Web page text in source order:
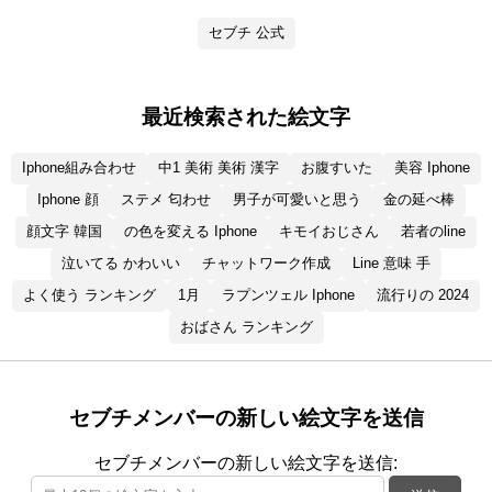
セブチ 公式
最近検索された絵文字
Iphone組み合わせ 中1 美術 美術 漢字 お腹すいた
美容 Iphone
Iphone 顔
ステメ 匂わせ 男子が可愛いと思う
金の延べ棒
顔文字 韓国
の色を変える Iphone キモイおじさん
若者のline
泣いてる かわいい
チャットワーク作成
Line 意味 手
よく使う ランキング
1月 ラプンツェル Iphone
流行りの 2024
おばさん ランキング
セブチメンバーの新しい絵文字を送信
セブチメンバーの新しい絵文字を送信: